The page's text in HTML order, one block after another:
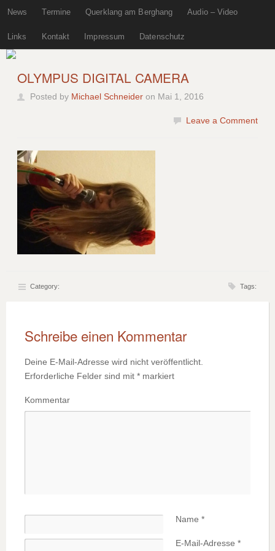
News Termine Querklang am Berghang Audio – Video
Links Kontakt Impressum Datenschutz
OLYMPUS DIGITAL CAMERA
Posted by Michael Schneider on Mai 1, 2016
Leave a Comment
Category: Tags:
Schreibe einen Kommentar
Deine E-Mail-Adresse wird nicht veröffentlicht.
Erforderliche Felder sind mit * markiert
Kommentar
Name *
E-Mail-Adresse *